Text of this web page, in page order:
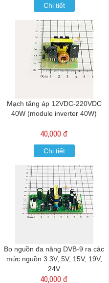
Chi tiết
Mạch tăng áp 12VDC-220VDC
40W (module inverter 40W)
40,000 đ
Chi tiết
Bo nguồn đa năng DVB-9 ra các
mức nguồn 3.3V, 5V, 15V, 19V,
24V
40,000 đ